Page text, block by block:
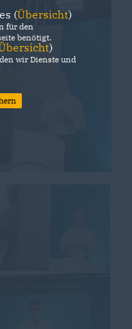
(Übersicht)
für den
benötigt.
)
wir Dienste und